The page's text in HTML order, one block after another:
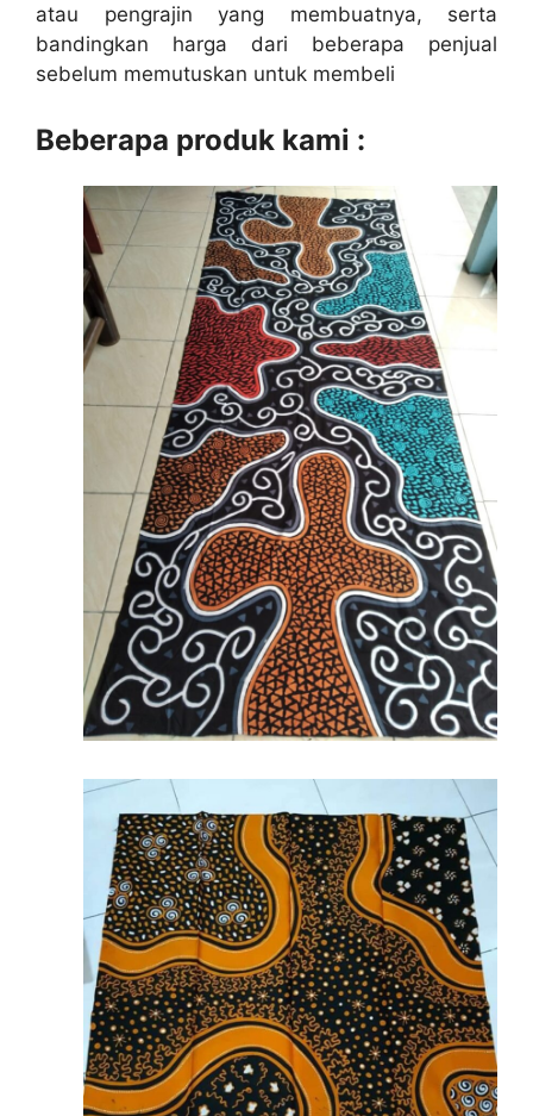
atau pengrajin yang membuatnya, serta
bandingkan harga dari beberapa penjual
sebelum memutuskan untuk membeli
Beberapa produk kami :